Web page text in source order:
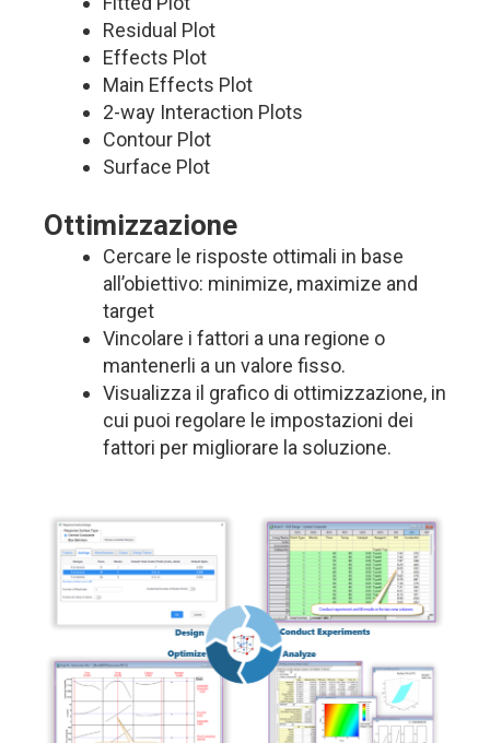
Residual Plot
Effects Plot
Main Effects Plot
2-way Interaction Plots
Contour Plot
Surface Plot
Ottimizzazione
Cercare le risposte ottimali in base
all’obiettivo: minimize, maximize and
target
Vincolare i fattori a una regione o
mantenerli a un valore fisso.
Visualizza il grafico di ottimizzazione, in
cui puoi regolare le impostazioni dei
fattori per migliorare la soluzione.